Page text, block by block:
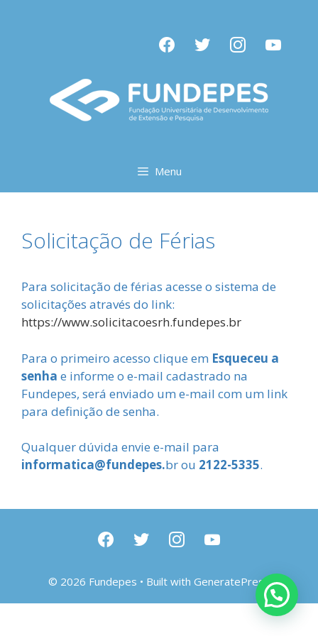
facebooktwitter instagramyoutube
Menu
Solicitação de Férias
Para solicitação de férias acesse o sistema de
solicitações através do link:
https://www.solicitacoesrh.fundepes.br
Para o primeiro acesso clique em Esqueceu a
senha e informe o e-mail cadastrado na
Fundepes, será enviado um e-mail com um link
para definição de senha.
Qualquer dúvida envie e-mail para
informatica@fundepes.br ou 2122-5335.
facebooktwitter instagramyoutube
© 2026 Fundepes • Built with GeneratePress